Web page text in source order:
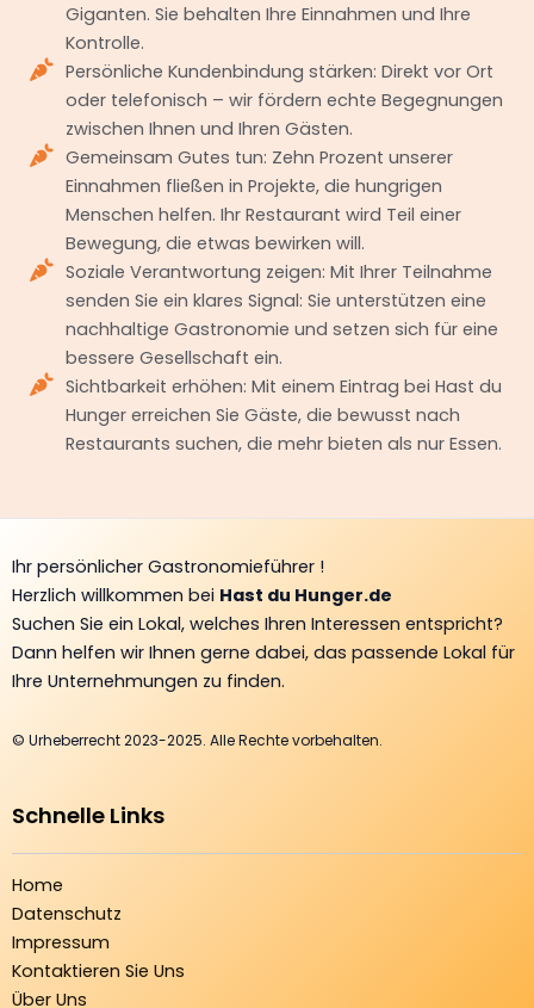
Giganten. Sie behalten Ihre Einnahmen und Ihre
Kontrolle.
Persönliche Kundenbindung stärken: Direkt vor Ort
oder telefonisch – wir fördern echte Begegnungen
zwischen Ihnen und Ihren Gästen.
Gemeinsam Gutes tun: Zehn Prozent unserer
Einnahmen fließen in Projekte, die hungrigen
Menschen helfen. Ihr Restaurant wird Teil einer
Bewegung, die etwas bewirken will.
Soziale Verantwortung zeigen: Mit Ihrer Teilnahme
senden Sie ein klares Signal: Sie unterstützen eine
nachhaltige Gastronomie und setzen sich für eine
bessere Gesellschaft ein.
Sichtbarkeit erhöhen: Mit einem Eintrag bei Hast du
Hunger erreichen Sie Gäste, die bewusst nach
Restaurants suchen, die mehr bieten als nur Essen.
Ihr persönlicher Gastronomieführer !
Herzlich willkommen bei Hast du Hunger.de
Suchen Sie ein Lokal, welches Ihren Interessen entspricht?
Dann helfen wir Ihnen gerne dabei, das passende Lokal für
Ihre Unternehmungen zu finden.
© Urheberrecht 2023-2025. Alle Rechte vorbehalten.
Schnelle Links
Home
Datenschutz
Impressum
Kontaktieren Sie Uns
Über Uns